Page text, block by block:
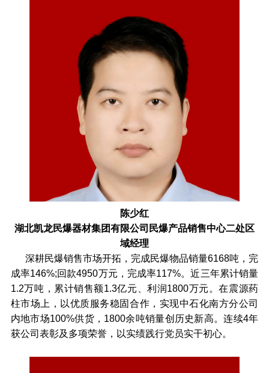
陈少红
湖北凯龙民爆器材集团有限公司民爆产品销售中心二处区
域经理
深耕民爆销售市场开拓，完成民爆物品销量6168吨，完
成率146%;回款4950万元，完成率117%。近三年累计销量
1.2万吨，累计销售额1.3亿元、利润1800万元。在震源药
柱市场上，以优质服务稳固合作，实现中石化南方分公司
内地市场100%供货，1800余吨销量创历史新高。连续4年
获公司表彰及多项荣誉，以实绩践行党员实干初心。